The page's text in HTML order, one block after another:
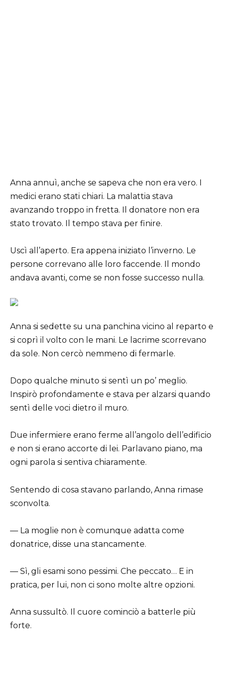
Anna annuì, anche se sapeva che non era vero. I
medici erano stati chiari. La malattia stava
avanzando troppo in fretta. Il donatore non era
stato trovato. Il tempo stava per finire.
Uscì all’aperto. Era appena iniziato l’inverno. Le
persone correvano alle loro faccende. Il mondo
andava avanti, come se non fosse successo nulla.
Anna si sedette su una panchina vicino al reparto e
si coprì il volto con le mani. Le lacrime scorrevano
da sole. Non cercò nemmeno di fermarle.
Dopo qualche minuto si sentì un po’ meglio.
Inspirò profondamente e stava per alzarsi quando
sentì delle voci dietro il muro.
Due infermiere erano ferme all’angolo dell’edificio
e non si erano accorte di lei. Parlavanо piano, ma
ogni parola si sentiva chiaramente.
Sentendo di cosa stavano parlando, Anna rimase
sconvolta.
— La moglie non è comunque adatta come
donatrice, disse una stancamente.
— Sì, gli esami sono pessimi. Che peccato… E in
pratica, per lui, non ci sono molte altre opzioni.
Anna sussultò. Il cuore cominciò a batterle più
forte.